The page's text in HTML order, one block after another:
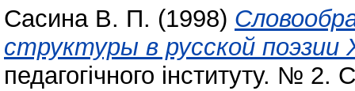
Сасина В. П. (1998)
структуры в русской поэзии
педагогічного інституту. № 2.